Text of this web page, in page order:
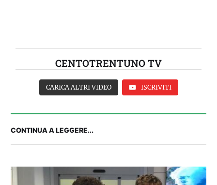
CENTOTRENTUNO TV
CARICA ALTRI VIDEO ISCRIVITI
CONTINUA A LEGGERE...